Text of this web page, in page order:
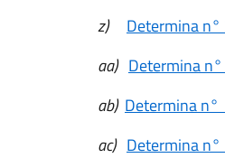
z)
Determina
aa) Determina
ab) Determina
ac) Determina